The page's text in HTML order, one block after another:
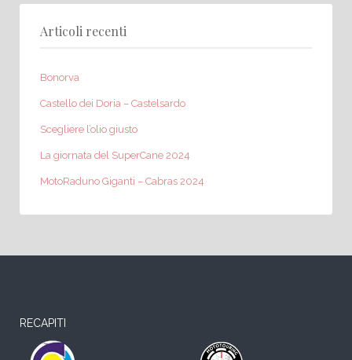
Articoli recenti
Bonorva
Castello dei Doria – Castelsardo
Scegliere l’olio giusto
La giornata del SuperCane 2024
MotoRaduno Giganti – Cabras 2024
RECAPITI